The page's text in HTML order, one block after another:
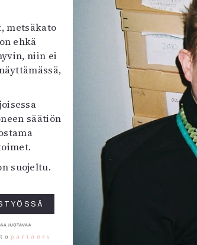
metsäkato
ehkä
niin ei
säätiön
suojeltu.